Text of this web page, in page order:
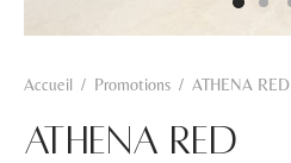
Accueil / Promotions / ATHENA RED
ATHENA RED